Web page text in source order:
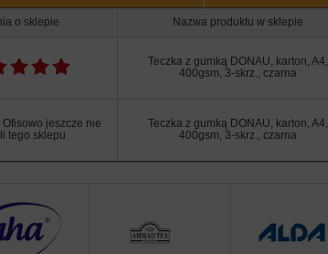
o sklepie Nazwa produktu w sklepie
Teczka z gumką DONAU, karton, A4,
400gsm, 3-skrz., czarna
jeszcze nie
tego sklepu
Teczka z gumką DONAU, karton, A4,
400gsm, 3-skrz., czarna